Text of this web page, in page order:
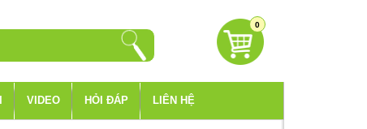
0
VIDEO HỎI ĐÁP LIÊN HỆ